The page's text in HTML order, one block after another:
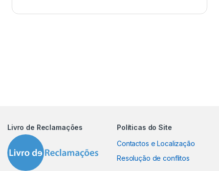
Livro de Reclamações
Políticas do Site
Contactos e Localização
Resolução de conflitos